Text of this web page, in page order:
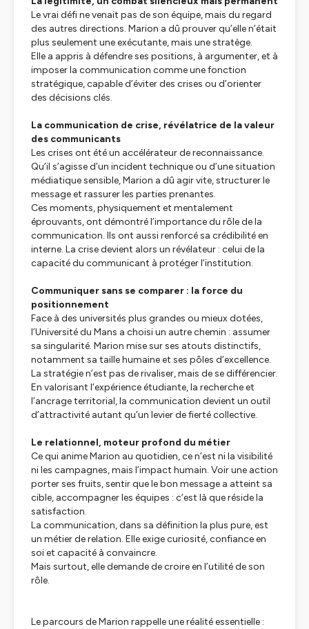
Le vrai défi ne venait pas de son équipe, mais du regard
des autres directions. Marion a dû prouver qu’elle n’était
plus seulement une exécutante, mais une stratège.
Elle a appris à défendre ses positions, à argumenter, et à
imposer la communication comme une fonction
stratégique, capable d’éviter des crises ou d’orienter
des décisions clés.
La communication de crise, révélatrice de la valeur
des communicants
Les crises ont été un accélérateur de reconnaissance.
Qu’il s’agisse d’un incident technique ou d’une situation
médiatique sensible, Marion a dû agir vite, structurer le
message et rassurer les parties prenantes.
Ces moments, physiquement et mentalement
éprouvants, ont démontré l’importance du rôle de la
communication. Ils ont aussi renforcé sa crédibilité en
interne. La crise devient alors un révélateur : celui de la
capacité du communicant à protéger l’institution.
Communiquer sans se comparer : la force du
positionnement
Face à des universités plus grandes ou mieux dotées,
l’Université du Mans a choisi un autre chemin : assumer
sa singularité. Marion mise sur ses atouts distinctifs,
notamment sa taille humaine et ses pôles d’excellence.
La stratégie n’est pas de rivaliser, mais de se différencier.
En valorisant l’expérience étudiante, la recherche et
l’ancrage territorial, la communication devient un outil
d’attractivité autant qu’un levier de fierté collective.
Le relationnel, moteur profond du métier
Ce qui anime Marion au quotidien, ce n’est ni la visibilité
ni les campagnes, mais l’impact humain. Voir une action
porter ses fruits, sentir que le bon message a atteint sa
cible, accompagner les équipes : c’est là que réside la
satisfaction.
La communication, dans sa définition la plus pure, est
un métier de relation. Elle exige curiosité, confiance en
soi et capacité à convaincre.
Mais surtout, elle demande de croire en l’utilité de son
rôle.
Le parcours de Marion rappelle une réalité essentielle :